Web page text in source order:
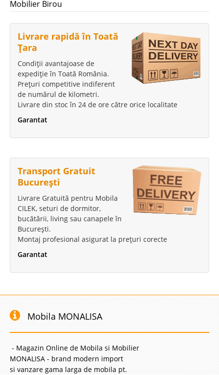
Mobilier Birou
Livrare rapidă în Toată
Țara
Condiții avantajoase de
expediție în Toată România.
Prețuri competitive indiferent
de numărul de kilometri.
Livrare din stoc în 24 de ore către orice localitate
Garantat
Transport Gratuit
București
Livrare Gratuită pentru Mobila
CILEK, seturi de dormitor,
bucătării, living sau canapele în
București.
Montaj profesional asigurat la prețuri corecte
Garantat
Mobila MONALISA
- Magazin Online de Mobila si Mobilier
MONALISA - brand modern import
si vanzare gama larga de mobila pt.